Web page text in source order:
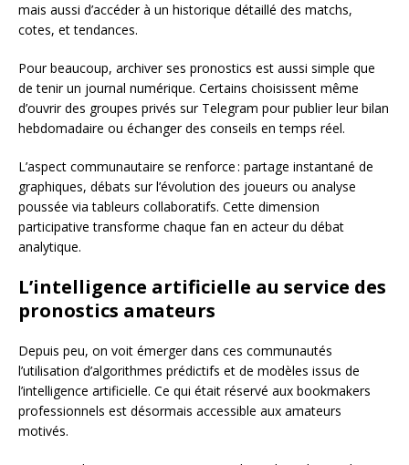
mais aussi d’accéder à un historique détaillé des matchs,
cotes, et tendances.
Pour beaucoup, archiver ses pronostics est aussi simple que
de tenir un journal numérique. Certains choisissent même
d’ouvrir des groupes privés sur Telegram pour publier leur bilan
hebdomadaire ou échanger des conseils en temps réel.
L’aspect communautaire se renforce : partage instantané de
graphiques, débats sur l’évolution des joueurs ou analyse
poussée via tableurs collaboratifs. Cette dimension
participative transforme chaque fan en acteur du débat
analytique.
L’intelligence artificielle au service des
pronostics amateurs
Depuis peu, on voit émerger dans ces communautés
l’utilisation d’algorithmes prédictifs et de modèles issus de
l’intelligence artificielle. Ce qui était réservé aux bookmakers
professionnels est désormais accessible aux amateurs
motivés.